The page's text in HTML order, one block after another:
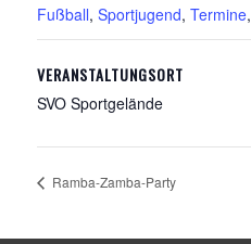
Fußball, Sportjugend, Termine,
VERANSTALTUNGSORT
SVO Sportgelände
Ramba-Zamba-Party